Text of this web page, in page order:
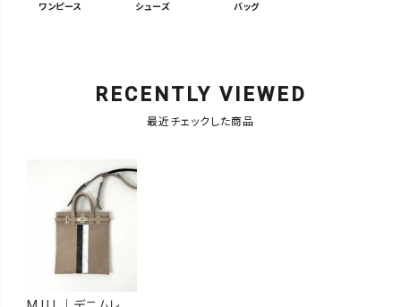
ワンピース シューズ バッグ
RECENTLY VIEWED
最近チェックした商品